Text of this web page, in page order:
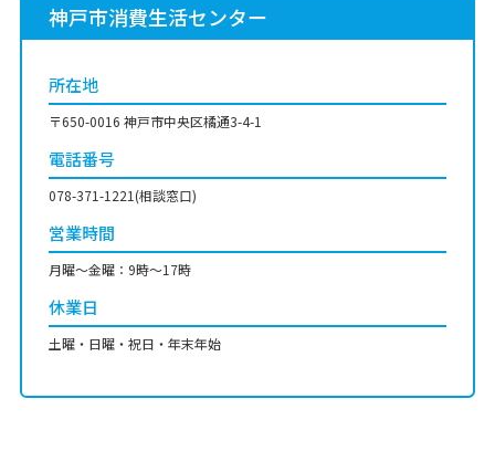
神戸市消費生活センター
所在地
〒650-0016 神戸市中央区橘通3-4-1
電話番号
078-371-1221(相談窓口)
営業時間
月曜〜金曜：9時〜17時
休業日
土曜・日曜・祝日・年末年始